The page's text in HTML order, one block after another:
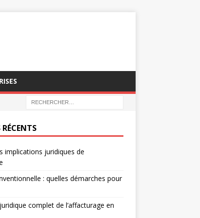
implications juridiques de
: quelles démarches pour
complet de l’affacturage en